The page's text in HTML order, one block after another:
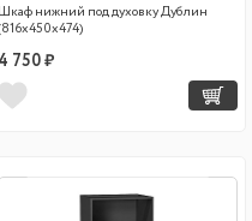
Шкаф нижний под духовку Дублин
4 750 ₽